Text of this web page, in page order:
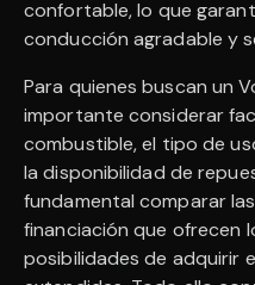
confortable, lo que
conducción agradable y
Para quienes buscan un
importante considerar
combustible, el tipo de
la disponibilidad de
fundamental comparar
financiación que ofrecen
posibilidades de adquirir